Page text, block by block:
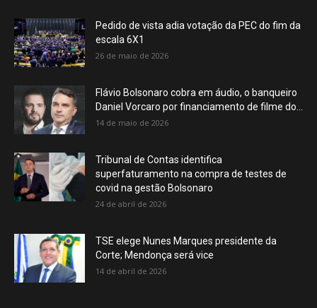
Pedido de vista adia votação da PEC do fim da
escala 6X1
26 de maio de 2026
Flávio Bolsonaro cobra em áudio, o banqueiro
Daniel Vorcaro por financiamento de filme do...
14 de maio de 2026
Tribunal de Contas identifica
superfaturamento na compra de testes de
covid na gestão Bolsonaro
24 de abril de 2026
TSE elege Nunes Marques presidente da
Corte; Mendonça será vice
14 de abril de 2026